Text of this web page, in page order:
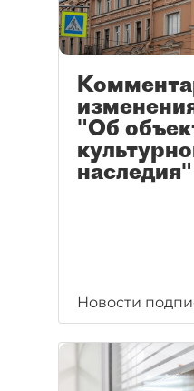
"Об
наследия"
Новости